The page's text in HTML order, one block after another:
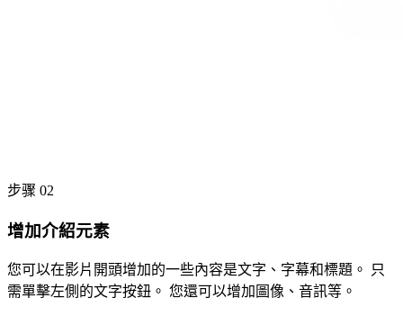
步骤 02
增加介紹元素
您可以在影片開頭增加的一些內容是文字、字幕和標題。 只
需單擊左側的文字按鈕。 您還可以增加圖像、音訊等。